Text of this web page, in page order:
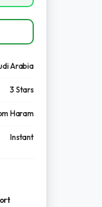
Arabia
3 Stars
Haram
Instant